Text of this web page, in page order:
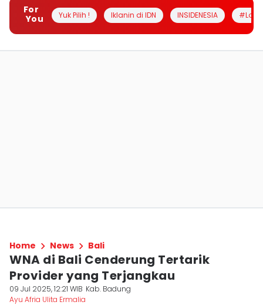
For
You
Yuk Pilih ! Iklanin di IDN INSIDENESIA
Home News Bali
WNA di Bali Cenderung Tertarik
Provider yang Terjangkau
09 Jul 2025, 12:21 WIB Kab. Badung
Ayu Afria Ulita Ermalia